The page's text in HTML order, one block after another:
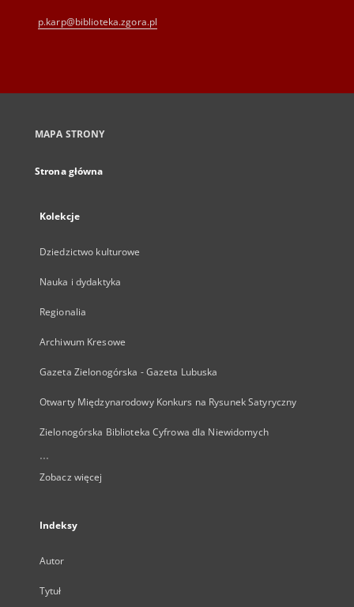
p.karp@biblioteka.zgora.pl
MAPA STRONY
Strona główna
Kolekcje
Dziedzictwo kulturowe
Nauka i dydaktyka
Regionalia
Archiwum Kresowe
Gazeta Zielonogórska - Gazeta Lubuska
Otwarty Międzynarodowy Konkurs na Rysunek Satyryczny
Zielonogórska Biblioteka Cyfrowa dla Niewidomych
...
Zobacz więcej
Indeksy
Autor
Tytuł